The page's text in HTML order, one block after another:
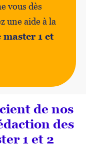
vous dès
une aide à la
1 et
de nos
des
1 et 2